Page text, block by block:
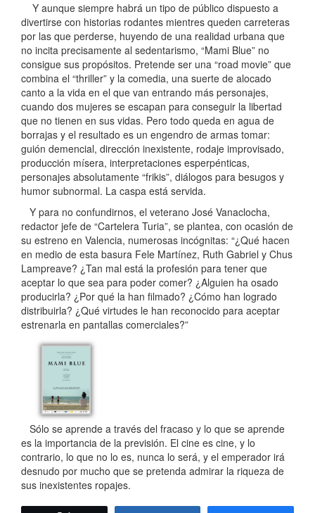
Y aunque siempre habrá un tipo de público dispuesto a
divertirse con historias rodantes mientres queden carreteras
por las que perderse, huyendo de una realidad urbana que
no incita precisamente al sedentarismo, “Mami Blue” no
consigue sus propósitos. Pretende ser una “road movie” que
combina el “thriller” y la comedia, una suerte de alocado
canto a la vida en el que van entrando más personajes,
cuando dos mujeres se escapan para conseguir la libertad
que no tienen en sus vidas. Pero todo queda en agua de
borrajas y el resultado es un engendro de armas tomar:
guión demencial, dirección inexistente, rodaje improvisado,
producción mísera, interpretaciones esperpénticas,
personajes absolutamente “frikis”, diálogos para besugos y
humor subnormal. La caspa está servida.
Y para no confundirnos, el veterano José Vanaclocha,
redactor jefe de “Cartelera Turia”, se plantea, con ocasión de
su estreno en Valencia, numerosas incógnitas: “¿Qué hacen
en medio de esta basura Fele Martínez, Ruth Gabriel y Chus
Lampreave? ¿Tan mal está la profesión para tener que
aceptar lo que sea para poder comer? ¿Alguien ha osado
producirla? ¿Por qué la han filmado? ¿Cómo han logrado
distribuirla? ¿Qué virtudes le han reconocido para aceptar
estrenarla en pantallas comerciales?”
Sólo se aprende a través del fracaso y lo que se aprende
es la importancia de la previsión. El cine es cine, y lo
contrario, lo que no lo es, nunca lo será, y el emperador irá
desnudo por mucho que se pretenda admirar la riqueza de
sus inexistentes ropajes.